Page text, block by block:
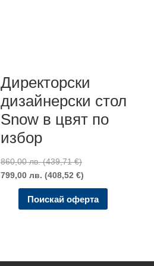
Директорски
дизайнерски стол
Snow в цвят по
избор
860,00лв. (439,71€)
799,00 лв. (408,52 €)
Поискай оферта